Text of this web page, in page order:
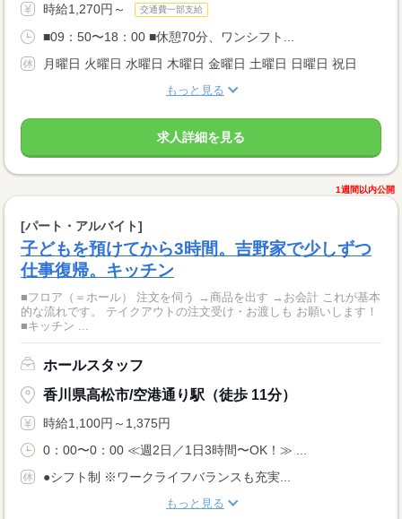
時給1,270円～ 交通費一部支給
■09：50〜18：00 ■休憩70分、ワンシフト...
月曜日 火曜日 水曜日 木曜日 金曜日 土曜日 日曜日 祝日
もっと見る
求人詳細を見る
1週間以内公開
[パート・アルバイト]
子どもを預けてから3時間。吉野家で少しずつ
仕事復帰。キッチン
■フロア（＝ホール） 注文を伺う →商品を出す →お会計 これが基本
的な流れです。 テイクアウトの注文受け・お渡しも お願いします！
■キッチン ...
ホールスタッフ
香川県高松市/空港通り駅（徒歩 11分）
時給1,100円～1,375円
0：00〜0：00 ≪週2日／1日3時間〜OK！≫ ...
●シフト制 ※ワークライフバランスも充実...
もっと見る